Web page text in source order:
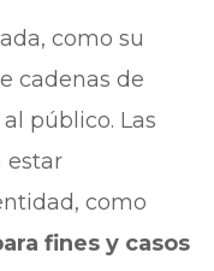
como su
cadenas de
público. Las
estar
como
fines y casos